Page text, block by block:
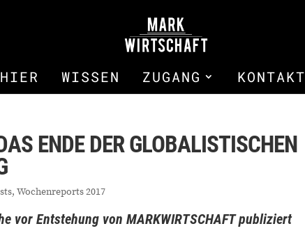
WISSEN ZUGANG KONTAKT
ENDE DER GLOBALISTISCHEN
,Wochenreports 2017
vor Entstehung von MARKWIRTSCHAFT publiziert